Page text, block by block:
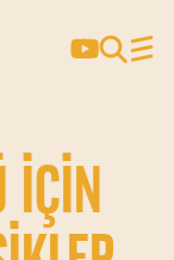
İÇIN